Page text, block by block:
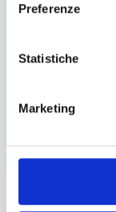
Preferenze
Statistiche
Marketing
Perché li
la guida
Avere una
entusiasmo,
personale di